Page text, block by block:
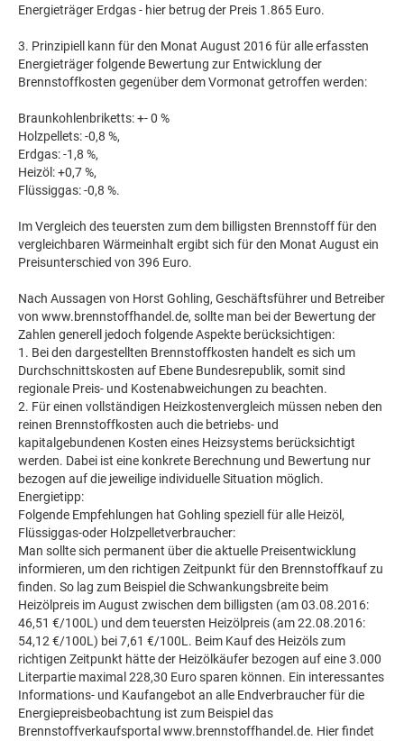
Energieträger Erdgas - hier betrug der Preis 1.865 Euro.
3. Prinzipiell kann für den Monat August 2016 für alle erfassten
Energieträger folgende Bewertung zur Entwicklung der
Brennstoffkosten gegenüber dem Vormonat getroffen werden:
Braunkohlenbriketts: +- 0 %
Holzpellets: -0,8 %,
Erdgas: -1,8 %,
Heizöl: +0,7 %,
Flüssiggas: -0,8 %.
Im Vergleich des teuersten zum dem billigsten Brennstoff für den
vergleichbaren Wärmeinhalt ergibt sich für den Monat August ein
Preisunterschied von 396 Euro.
Nach Aussagen von Horst Gohling, Geschäftsführer und Betreiber
von www.brennstoffhandel.de, sollte man bei der Bewertung der
Zahlen generell jedoch folgende Aspekte berücksichtigen:
1. Bei den dargestellten Brennstoffkosten handelt es sich um
Durchschnittskosten auf Ebene Bundesrepublik, somit sind
regionale Preis- und Kostenabweichungen zu beachten.
2. Für einen vollständigen Heizkostenvergleich müssen neben den
reinen Brennstoffkosten auch die betriebs- und
kapitalgebundenen Kosten eines Heizsystems berücksichtigt
werden. Dabei ist eine konkrete Berechnung und Bewertung nur
bezogen auf die jeweilige individuelle Situation möglich.
Energietipp:
Folgende Empfehlungen hat Gohling speziell für alle Heizöl,
Flüssiggas-oder Holzpelletverbraucher:
Man sollte sich permanent über die aktuelle Preisentwicklung
informieren, um den richtigen Zeitpunkt für den Brennstoffkauf zu
finden. So lag zum Beispiel die Schwankungsbreite beim
Heizölpreis im August zwischen dem billigsten (am 03.08.2016:
46,51 €/100L) und dem teuersten Heizölpreis (am 22.08.2016:
54,12 €/100L) bei 7,61 €/100L. Beim Kauf des Heizöls zum
richtigen Zeitpunkt hätte der Heizölkäufer bezogen auf eine 3.000
Literpartie maximal 228,30 Euro sparen können. Ein interessantes
Informations- und Kaufangebot an alle Endverbraucher für die
Energiepreisbeobachtung ist zum Beispiel das
Brennstoffverkaufsportal www.brennstoffhandel.de. Hier findet